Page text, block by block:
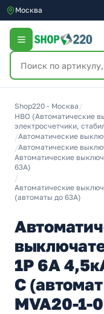
Москва
Shop220 - Москва /
НВО (Автоматические
электросчетчики,
/Автоматические
/Автоматические
Автоматические
63A)
/
Автоматические
(автоматы до 63A)
1Р 6А
С
MVA20-1-